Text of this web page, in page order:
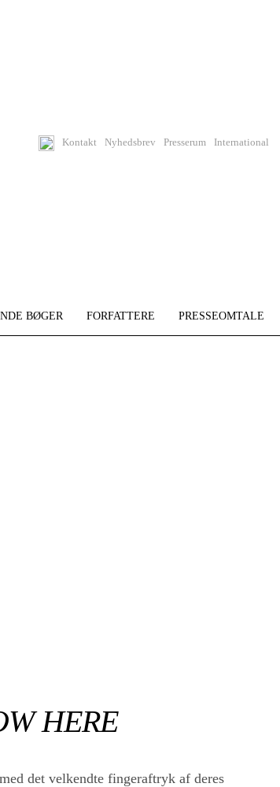
Kontakt Nyhedsbrev Presserum International
BØGER FORFATTERE PRESSEOMTALE
HERE
det velkendte fingeraftryk af deres